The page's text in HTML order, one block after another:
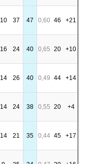
10 37 47 0,60 46 +21
16 24 40 0,65 20 +10
14 26 40 0,49 44 +14
14 24 38 0,55 20 +4
14 21 35 0,44 45 +17